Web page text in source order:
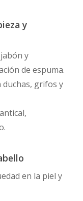
y
y
de espuma.
duchas, grifos y
en la piel y